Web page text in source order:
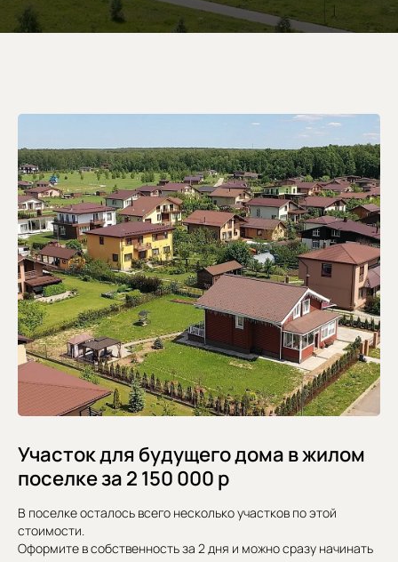
Участок для будущего дома в жилом
поселке за 2 150 000 р
В поселке осталось всего несколько участков по этой
стоимости.
Оформите в собственность за 2 дня и можно сразу начинать